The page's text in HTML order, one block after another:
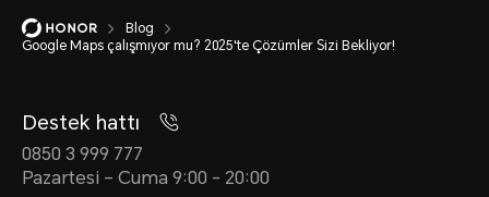
Blog
Google Maps çalışmıyor mu? 2025'te Çözümler Sizi Bekliyor!
Destek hattı
0850 3 999 777
Pazartesi – Cuma 9:00 - 20:00